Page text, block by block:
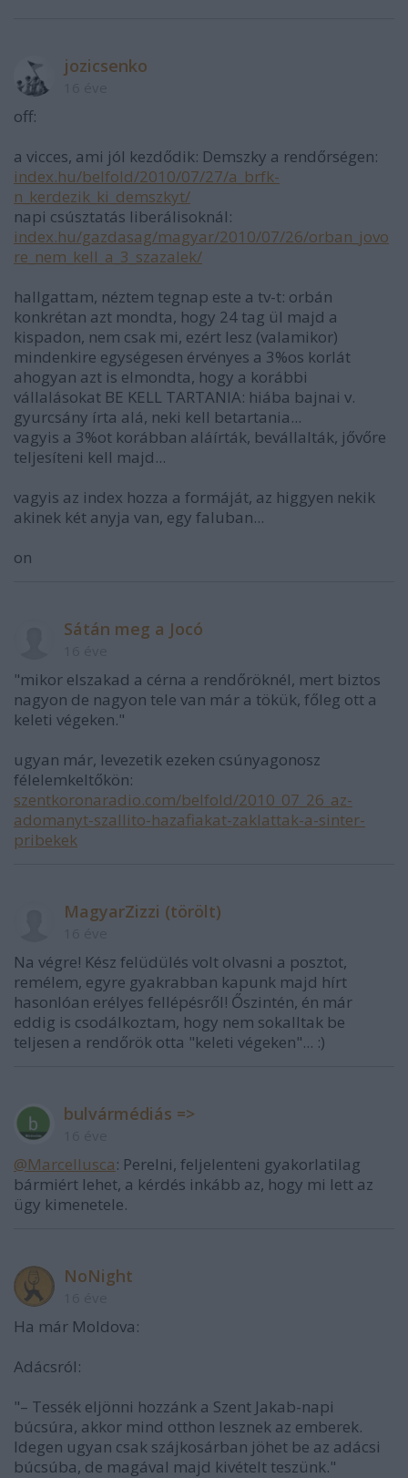
jozicsenko
off:
a vicces, ami jól kezdődik: Demszky a rendőrségen:
index.hu/belfold/2010/07/27/a_brfk-
n_kerdezik_ki_demszkyt/
napi csúsztatás liberálisoknál:
index.hu/gazdasag/magyar/2010/07/26/orban_jovo
re_nem_kell_a_3_szazalek/
hallgattam, néztem tegnap este a tv-t: orbán
konkrétan azt mondta, hogy 24 tag ül majd a
kispadon, nem csak mi, ezért lesz (valamikor)
mindenkire egységesen érvényes a 3%os korlát
ahogyan azt is elmondta, hogy a korábbi
vállalásokat BE KELL TARTANIA: hiába bajnai v.
gyurcsány írta alá, neki kell betartania...
vagyis a 3%ot korábban aláírták, bevállalták, jővőre
teljesíteni kell majd...
vagyis az index hozza a formáját, az higgyen nekik
akinek két anyja van, egy faluban...
on
Sátán meg a Jocó
"mikor elszakad a cérna a rendőröknél, mert biztos
nagyon de nagyon tele van már a tökük, főleg ott a
keleti végeken."
ugyan már, levezetik ezeken csúnyagonosz
félelemkeltőkön:
szentkoronaradio.com/belfold/2010_07_26_az-
adomanyt-szallito-hazafiakat-zaklattak-a-sinter-
pribekek
MagyarZizzi (törölt)
Na végre! Kész felüdülés volt olvasni a posztot,
remélem, egyre gyakrabban kapunk majd hírt
hasonlóan erélyes fellépésről! Őszintén, én már
eddig is csodálkoztam, hogy nem sokalltak be
teljesen a rendőrök otta "keleti végeken"... :)
bulvármédiás =>
@Marcellusca: Perelni, feljelenteni gyakorlatilag
bármiért lehet, a kérdés inkább az, hogy mi lett az
ügy kimenetele.
NoNight
Ha már Moldova:
Adácsról:
"– Tessék eljönni hozzánk a Szent Jakab-napi
búcsúra, akkor mind otthon lesznek az emberek.
Idegen ugyan csak szájkosárban jöhet be az adácsi
búcsúba, de magával majd kivételt teszünk."